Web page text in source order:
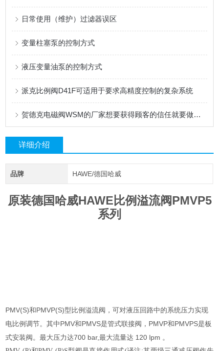
日常使用（维护）过滤器误区
变量柱塞泵的控制方式
液压变量油泵的控制方式
派克比例阀D41F可适用于要求高精度控制的复杂系统
贺德克电磁阀WSM的厂家想要获得顾客的信任就要做到这三点
详细介绍
品牌 HAWE/德国哈威
原装德国哈威HAWE比例溢流阀PMVP5
系列
PMV(S)和PMVP(S)型比例溢流阀，可对液压回路中的系统压力实现
电比例调节。其中PMV和PMVS是管式联接阀，PMVP和PMVPS是板
式安装阀。最大压力达700 bar,最大流量达 120 lpm 。